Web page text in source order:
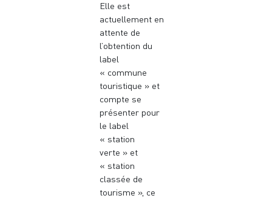
Elle est
actuellement en
attente de
l’obtention du
label
« commune
touristique » et
compte se
présenter pour
le label
« station
verte » et
« station
classée de
tourisme », ce